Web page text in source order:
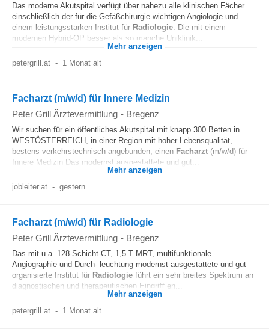
Das moderne Akutspital verfügt über nahezu alle klinischen Fächer
einschließlich der für die Gefäßchirurgie wichtigen Angiologie und
einem leistungsstarken Institut für Radiologie. Die mit einem
modernen Hybrid-OP besser als so manche Uniklinik...
Mehr anzeigen
petergrill.at - 1 Monat alt
Facharzt (m/w/d) für Innere Medizin
Peter Grill Ärztevermittlung - Bregenz
Wir suchen für ein öffentliches Akutspital mit knapp 300 Betten in
WESTÖSTERREICH, in einer Region mit hoher Lebensqualität,
bestens verkehrstechnisch angebunden, einen Facharzt (m/w/d) für
Innere Medizin Das modernst ausgestattete und gut...
Mehr anzeigen
jobleiter.at - gestern
Facharzt (m/w/d) für Radiologie
Peter Grill Ärztevermittlung - Bregenz
Das mit u.a. 128-Schicht-CT, 1,5 T MRT, multifunktionale
Angiographie und Durch- leuchtung modernst ausgestattete und gut
organisierte Institut für Radiologie führt ein sehr breites Spektrum an
diagnostischen und therapeutischen Eingriﬀ en...
Mehr anzeigen
petergrill.at - 1 Monat alt